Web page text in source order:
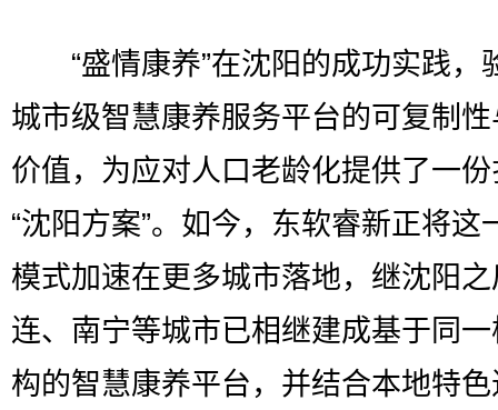
“盛情康养”在沈阳的成功实践，
城市级智慧康养服务平台的可复制
价值，为应对人口老龄化提供了一
“沈阳方案”。如今，东软睿新正将这
模式加速在更多城市落地，继沈阳
连、南宁等城市已相继建成基于同
构的智慧康养平台，并结合本地特